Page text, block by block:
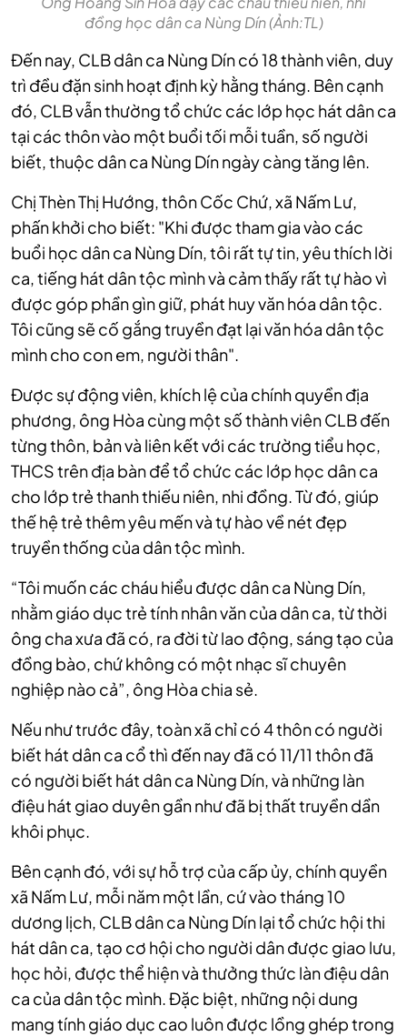
đồng học dân ca Nùng Dín (Ảnh:TL)
Đến nay, CLB dân ca Nùng Dín có 18 thành viên, duy
trì đều đặn sinh hoạt định kỳ hằng tháng. Bên cạnh
đó, CLB vẫn thường tổ chức các lớp học hát dân ca
tại các thôn vào một buổi tối mỗi tuần, số người
biết, thuộc dân ca Nùng Dín ngày càng tăng lên.
Chị Thèn Thị Hướng, thôn Cốc Chứ, xã Nấm Lư,
phấn khởi cho biết: "Khi được tham gia vào các
buổi học dân ca Nùng Dín, tôi rất tự tin, yêu thích lời
ca, tiếng hát dân tộc mình và cảm thấy rất tự hào vì
được góp phần gìn giữ, phát huy văn hóa dân tộc.
Tôi cũng sẽ cố gắng truyền đạt lại văn hóa dân tộc
mình cho con em, người thân".
Được sự động viên, khích lệ của chính quyền địa
phương, ông Hòa cùng một số thành viên CLB đến
từng thôn, bản và liên kết với các trường tiểu học,
THCS trên địa bàn để tổ chức các lớp học dân ca
cho lớp trẻ thanh thiếu niên, nhi đồng. Từ đó, giúp
thế hệ trẻ thêm yêu mến và tự hào về nét đẹp
truyền thống của dân tộc mình.
“Tôi muốn các cháu hiểu được dân ca Nùng Dín,
nhằm giáo dục trẻ tính nhân văn của dân ca, từ thời
ông cha xưa đã có, ra đời từ lao động, sáng tạo của
đồng bào, chứ không có một nhạc sĩ chuyên
nghiệp nào cả”, ông Hòa chia sẻ.
Nếu như trước đây, toàn xã chỉ có 4 thôn có người
biết hát dân ca cổ thì đến nay đã có 11/11 thôn đã
có người biết hát dân ca Nùng Dín, và những làn
điệu hát giao duyên gần như đã bị thất truyền dần
khôi phục.
Bên cạnh đó, với sự hỗ trợ của cấp ủy, chính quyền
xã Nấm Lư, mỗi năm một lần, cứ vào tháng 10
dương lịch, CLB dân ca Nùng Dín lại tổ chức hội thi
hát dân ca, tạo cơ hội cho người dân được giao lưu,
học hỏi, được thể hiện và thưởng thức làn điệu dân
ca của dân tộc mình. Đặc biệt, những nội dung
mang tính giáo dục cao luôn được lồng ghép trong